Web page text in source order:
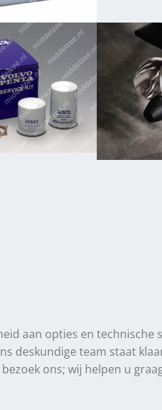
aan opties en technische
deskundige team staat
ons; wij helpen u